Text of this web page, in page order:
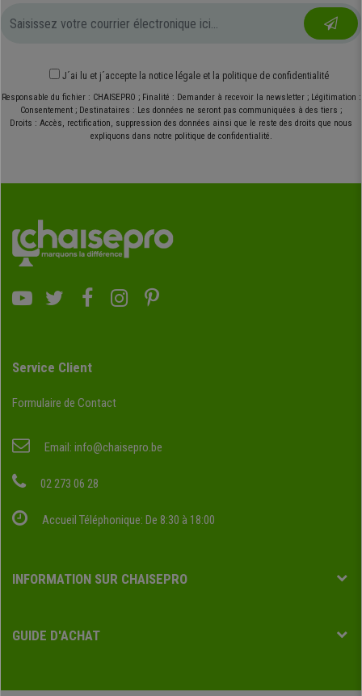
J´ai lu et j´accepte la notice légale et la politique de confidentialité
Responsable du fichier : CHAISEPRO ; Finalité : Demander à recevoir la newsletter ; Légitimation :
Consentement ; Destinataires : Les données ne seront pas communiquées à des tiers ;
Droits : Accès, rectification, suppression des données ainsi que le reste des droits que nous
expliquons dans notre politique de confidentialité.
Service Client
Formulaire de Contact
Email: info@chaisepro.be
02 273 06 28
Accueil Téléphonique: De 8:30 à 18:00
INFORMATION SUR CHAISEPRO
GUIDE D'ACHAT